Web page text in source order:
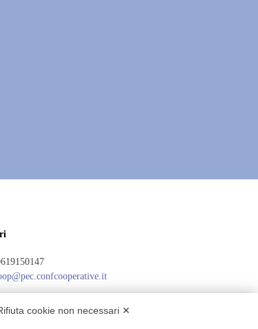
e qualificazione ai sensi del codice del Terzo settore
cookie non necessari ✕